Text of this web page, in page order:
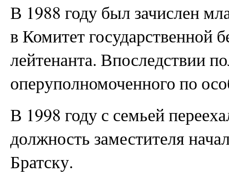
В 1988 году был зачислен
в Комитет государственной
лейтенанта. Впоследствии
оперу­полномоченного по
В 1998 году с семьей
должность заместителя
Братску.